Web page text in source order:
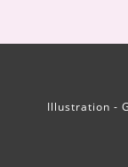
Illustration -